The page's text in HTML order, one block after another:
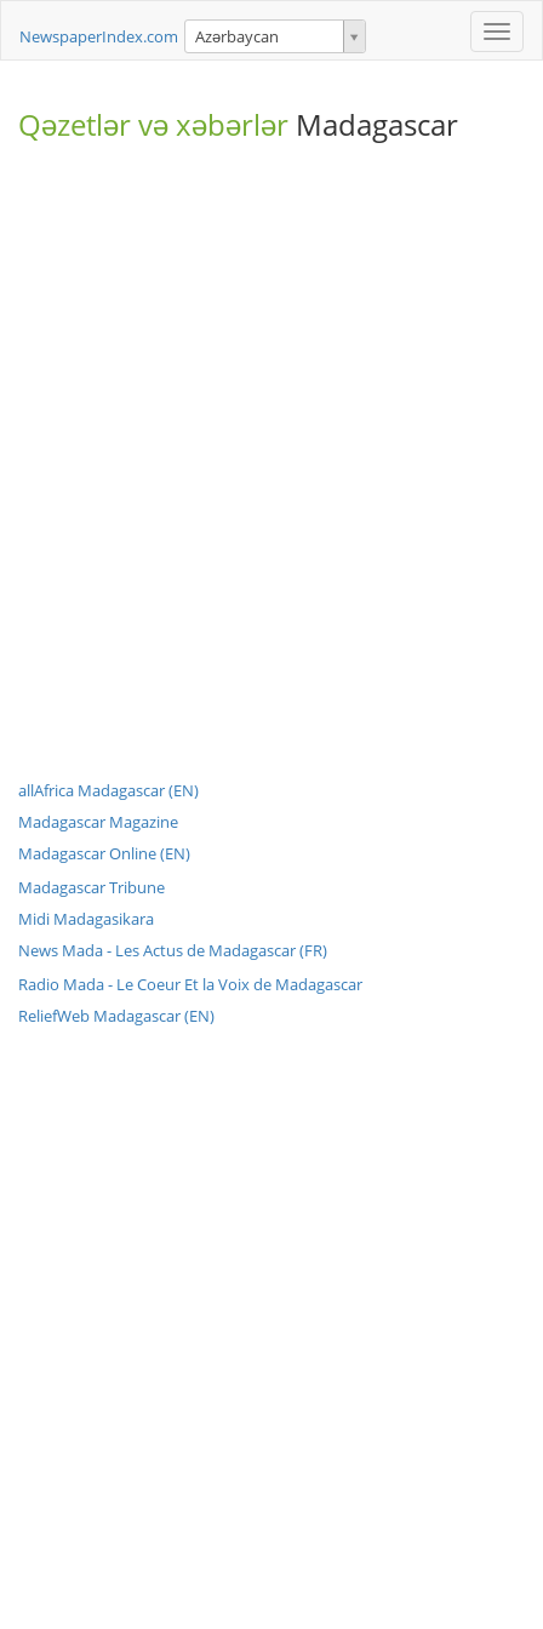
Toggle
NewspaperIndex.com Azərbaycan
Qəzetlər və xəbərlər Madagascar
allAfrica Madagascar (EN)
Madagascar Magazine
Madagascar Online (EN)
Madagascar Tribune
Midi Madagasikara
News Mada - Les Actus de Madagascar (FR)
Radio Mada - Le Coeur Et la Voix de Madagascar
ReliefWeb Madagascar (EN)